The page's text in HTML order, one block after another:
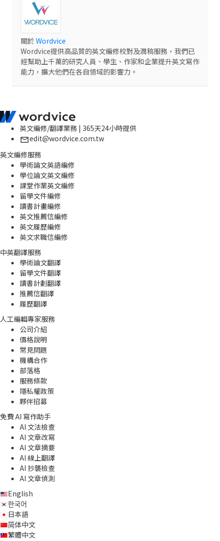
關於Wordvice
Wordvice提供高品質的英文編修校對及潤稿服務，我們已
經幫助上千萬的研究人員、學生、作家和企業提升英文寫作
能力，擴大他們在各自領域的影響力。
英文編修/翻譯業務 | 365天24小時提供
edit@wordvice.com.tw
英文編修服務
學術論文英語編修
學位論文英文編修
課堂作業英文編修
留學文件編修
讀書計畫編修
英文推薦信編修
英文履歷編修
英文求職信編修
中英翻譯服務
學術論文翻譯
留學文件翻譯
讀書計劃翻譯
推薦信翻譯
履歷翻譯
人工編輯專家服務
公司介紹
價格說明
常見問題
機構合作
部落格
服務條款
隱私權政策
夥伴招募
免費 AI 寫作助手
AI 文法檢查
AI 文章改寫
AI 文章摘要
AI 線上翻譯
AI 抄襲檢查
AI 文章偵測
English
한국어
日本語
简体中文
繁體中文